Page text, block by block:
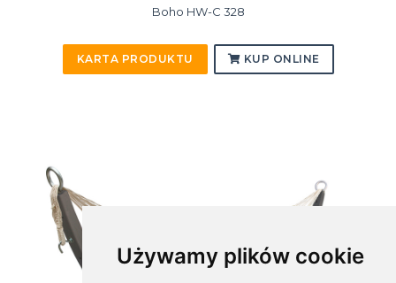
Używamy plików cookie
Boho HW-C 328
KARTA PRODUKTU KUP ONLINE